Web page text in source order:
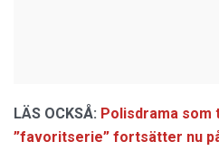
LÄS OCKSÅ: Polisdrama som
”favoritserie” fortsätter nu